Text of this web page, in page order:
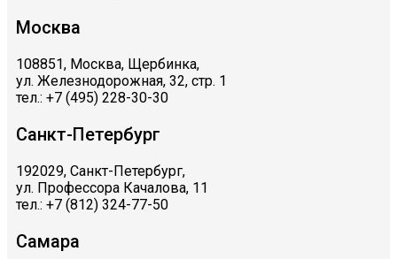
Москва
108851, Москва, Щербинка,
ул. Железнодорожная, 32, стр. 1
тел.: +7 (495) 228-30-30
Санкт-Петербург
192029, Санкт-Петербург,
ул. Профессора Качалова, 11
тел.: +7 (812) 324-77-50
Самара